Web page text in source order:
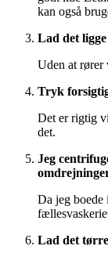
kan også
Lad det
Uden at rører
Tryk
Det er rigtig
det.
Jeg
Da jeg
Lad det